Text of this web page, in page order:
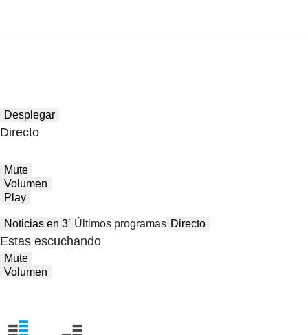
Desplegar
Directo
Mute
Volumen
Play
Noticias en 3′ Últimos programas Directo
Estas escuchando
Mute
Volumen